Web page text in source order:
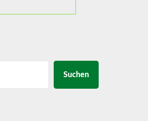
Suchen